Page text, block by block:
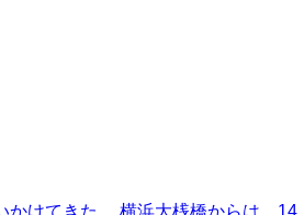
かけてきた。 横浜大桟橋からは、14